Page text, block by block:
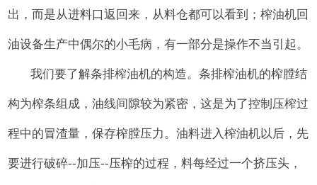
出，而是从进料口返回来，从料仓都可以看到；榨油机回
油设备生产中偶尔的小毛病，有一部分是操作不当引起。
我们要了解条排榨油机的构造。条排榨油机的榨膛结
构为榨条组成，油线间隙较为紧密，这是为了控制压榨过
程中的冒渣量，保存榨膛压力。油料进入榨油机以后，先
要进行破碎--加压--压榨的过程，料每经过一个挤压头，